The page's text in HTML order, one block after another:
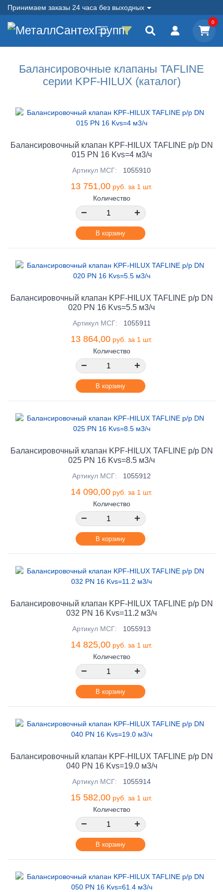
Принимаем заказы 24 часа без выходных
0
Балансировочные клапаны TAFLINE
серии KPF-HILUX (каталог)
Балансировочный клапан KPF-HILUX TAFLINE р/р DN
015 PN 16 Kvs=4 м3/ч
Артикул МСГ: 1055910
13 751,00 руб. за 1 шт.
Количество
− +
В корзину
Балансировочный клапан KPF-HILUX TAFLINE р/р DN
020 PN 16 Kvs=5.5 м3/ч
Артикул МСГ: 1055911
13 864,00 руб. за 1 шт.
Количество
− +
В корзину
Балансировочный клапан KPF-HILUX TAFLINE р/р DN
025 PN 16 Kvs=8.5 м3/ч
Артикул МСГ: 1055912
14 090,00 руб. за 1 шт.
Количество
− +
В корзину
Балансировочный клапан KPF-HILUX TAFLINE р/р DN
032 PN 16 Kvs=11.2 м3/ч
Артикул МСГ: 1055913
14 825,00 руб. за 1 шт.
Количество
− +
В корзину
Балансировочный клапан KPF-HILUX TAFLINE р/р DN
040 PN 16 Kvs=19.0 м3/ч
Артикул МСГ: 1055914
15 582,00 руб. за 1 шт.
Количество
− +
В корзину